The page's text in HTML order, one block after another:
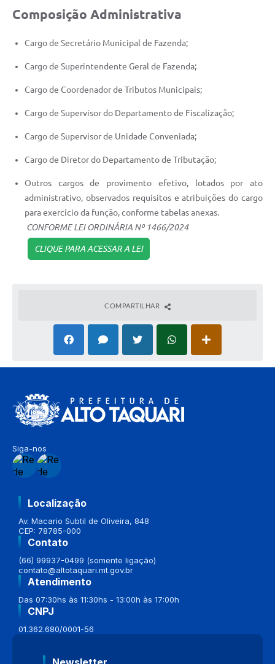
Composição Administrativa
Cargo de Secretário Municipal de Fazenda;
Cargo de Superintendente Geral de Fazenda;
Cargo de Coordenador de Tributos Municipais;
Cargo de Supervisor do Departamento de Fiscalização;
Cargo de Supervisor de Unidade Conveniada;
Cargo de Diretor do Departamento de Tributação;
Outros cargos de provimento efetivo, lotados por ato
administrativo, observados requisitos e atribuições do cargo
para exercício da função, conforme tabelas anexas.
CONFORME LEI ORDINÁRIA Nº 1466/2024
CLIQUE PARA ACESSAR A LEI
COMPARTILHAR
Siga-nos
Localização
Av. Macario Subtil de Oliveira, 848
CEP: 78785-000
Contato
(66) 99937-0499 (somente ligação)
contato@altotaquari.mt.gov.br
Atendimento
Das 07:30hs às 11:30hs - 13:00h às 17:00h
CNPJ
01.362.680/0001-56